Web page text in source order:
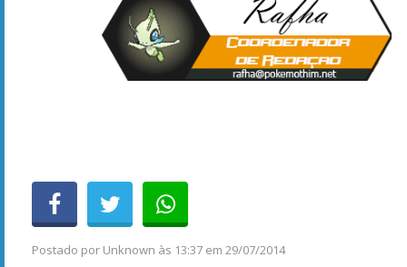
Postado por Unknown às 13:37 em 29/07/2014